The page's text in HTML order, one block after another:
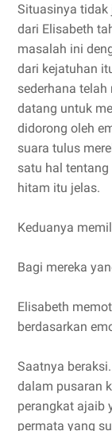
Situasinya tidak
dari Elisabeth
masalah ini
dari kejatuhan
sederhana
datang untuk
didorong oleh
suara tulus
satu hal tentang
hitam itu jelas.
Keduanya
Bagi mereka
Elisabeth
berdasarkan
Saatnya
dalam pusaran
perangkat ajaib
permata yang